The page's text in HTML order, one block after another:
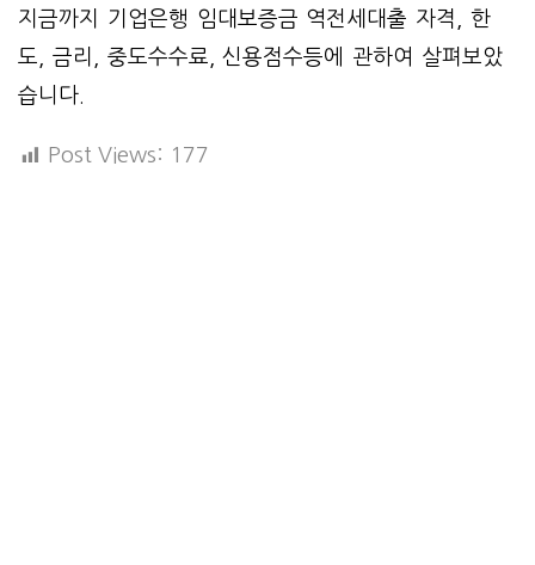
지금까지 기업은행 임대보증금 역전세대출 자격, 한
도, 금리, 중도수수료, 신용점수등에 관하여 살펴보았
습니다.
Post Views: 177